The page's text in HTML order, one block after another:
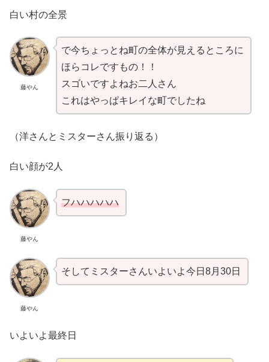
白い村の全景
藤やん
で今ちょっとね町の全体が見えるところに
ほらコレですもの！！
スゴいですよねお二人さん
これはやっぱキレイな町でしたね
（洋さんとミスターさん振り返る）
白い顔が2人
藤やん
フハハハハハ
藤やん
そしてミスターさんいよいよ今日8月30日
いよいよ最終日